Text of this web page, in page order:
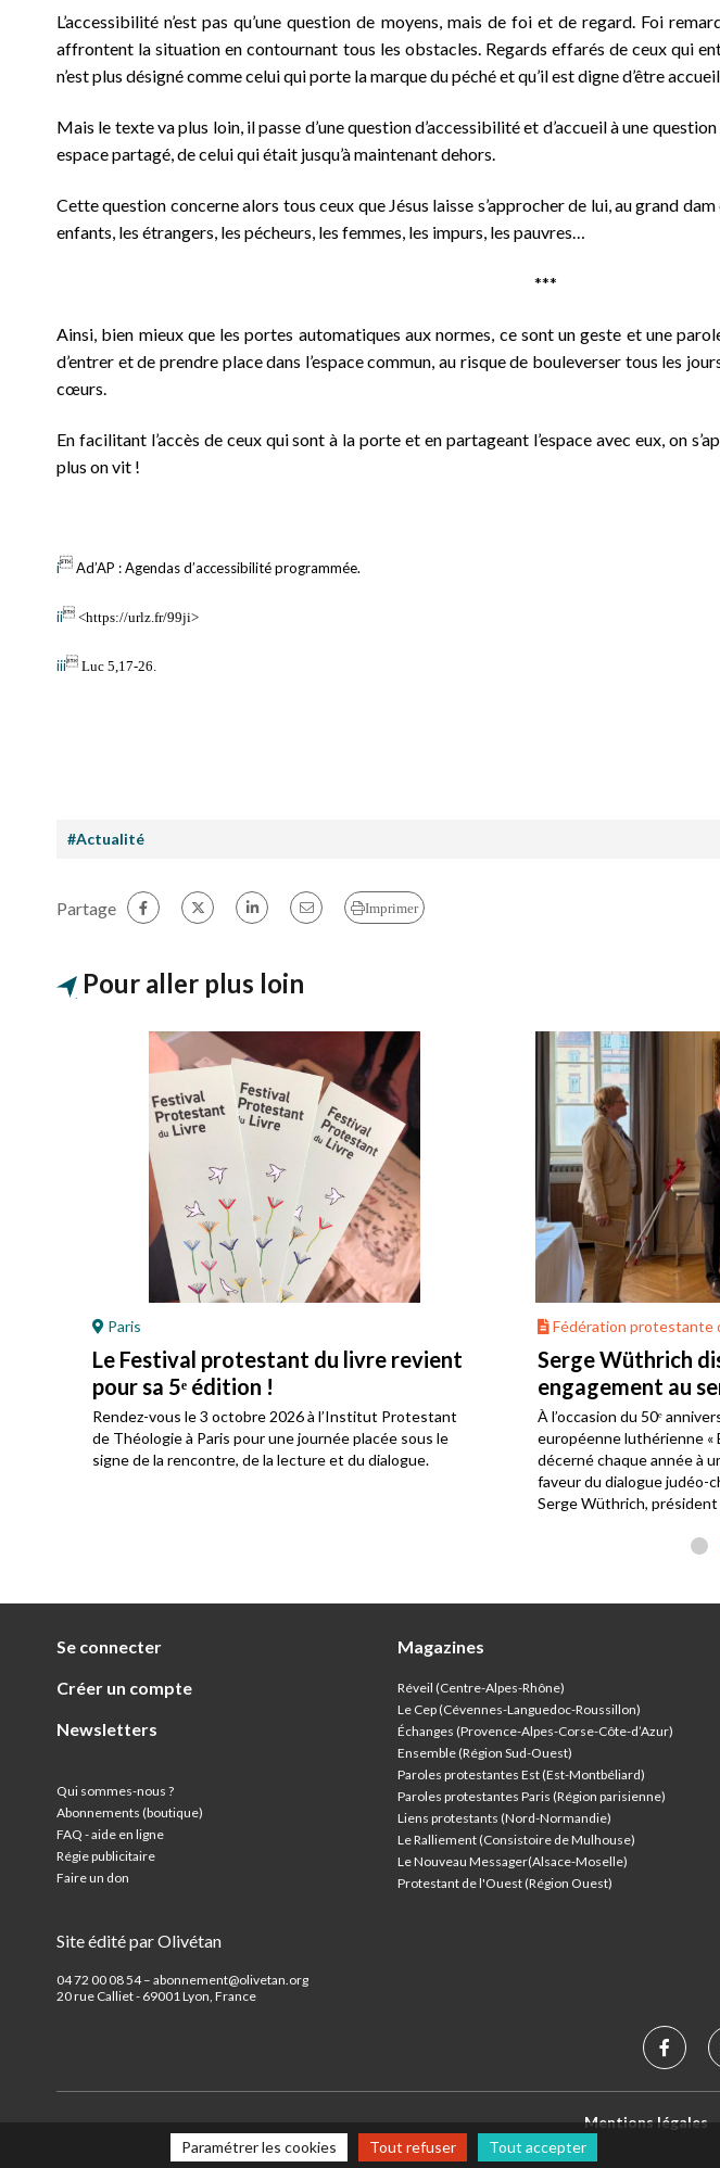
L’accessibilité n’est pas qu’une question de moyens, mais de foi et de regard. Foi
affrontent la situation en contournant tous les obstacles. Regards effarés de ceux qui
n’est plus désigné comme celui qui porte la marque du péché et qu’il est digne d’être
Mais le texte va plus loin, il passe d’une question d’accessibilité et d’accueil à une
espace partagé, de celui qui était jusqu’à maintenant dehors.
Cette question concerne alors tous ceux que Jésus laisse s’approcher de lui, au grand
enfants, les étrangers, les pécheurs, les femmes, les impurs, les pauvres…
***
Ainsi, bien mieux que les portes automatiques aux normes, ce sont un geste et une
d’entrer et de prendre place dans l’espace commun, au risque de bouleverser tous les
cœurs.
En facilitant l’accès de ceux qui sont à la porte et en partageant l’espace avec eux, on
plus on vit !
i Ad’AP : Agendas d’accessibilité programmée.
ii <https://urlz.fr/99ji>
iii Luc 5,17-26.
#Actualité
Partage Imprimer
Pour aller plus loin
Paris
Le Festival protestant du livre revient
pour sa 5ᵉ édition !
Rendez-vous le 3 octobre 2026 à l’Institut Protestant
de Théologie à Paris pour une journée placée sous le
signe de la rencontre, de la lecture et du dialogue.
Fédération protestante
Serge Wüthrich
engagement au
judéo-chrétien
À l’occasion du 50ᵉ
européenne luthérienne «
décerné chaque année à
faveur du dialogue judéo-
Serge Wüthrich, président
Se connecter
Créer un compte
Newsletters
Qui sommes-nous ?
Abonnements (boutique)
FAQ - aide en ligne
Régie publicitaire
Faire un don
Site édité par Olivétan
04 72 00 08 54 – abonnement@olivetan.org
20 rue Calliet - 69001 Lyon, France
Magazines
Réveil (Centre-Alpes-Rhône)
Le Cep (Cévennes-Languedoc-Roussillon)
Échanges (Provence-Alpes-Corse-Côte-d’Azur)
Ensemble (Région Sud-Ouest)
Paroles protestantes Est (Est-Montbéliard)
Paroles protestantes Paris (Région parisienne)
Liens protestants (Nord-Normandie)
Le Ralliement (Consistoire de Mulhouse)
Le Nouveau Messager(Alsace-Moselle)
Protestant de l'Ouest (Région Ouest)
Mentions légales
Paramétrer les cookies
Tout refuser Tout accepter